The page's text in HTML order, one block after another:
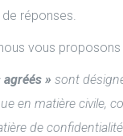
réponses.
vous
» sont
en matière civile,
de